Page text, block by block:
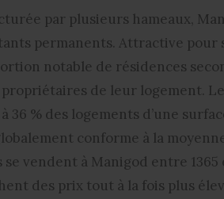
par plusieurs hameaux,
permanents. Attractive pour
notable de résidences
de leur logement.
36 % des logements d’une
conforme à la
se vendent à Manigod entre
des prix tout à la fois plus